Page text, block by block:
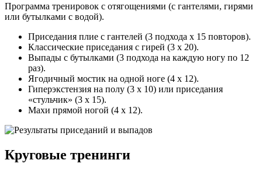
Программа тренировок с отягощениями (с гантелями, гирями
или бутылками с водой).
Приседания плие с гантелей (3 подхода х 15 повторов).
Классические приседания с гирей (3 х 20).
Выпады с бутылками (3 подхода на каждую ногу по 12
раз).
Ягодичный мостик на одной ноге (4 х 12).
Гиперэкстензия на полу (3 х 10) или приседания
«стульчик» (3 х 15).
Махи прямой ногой (4 х 12).
Круговые тренинги